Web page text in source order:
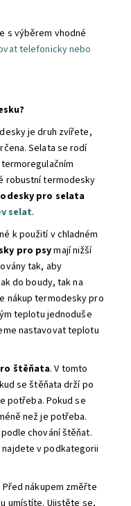
s výběrem vhodné
telefonicky nebo
je druh zvířete,
Selata se rodí
robustní termodesky
pro selata
selat.
k použití v chladném
pro psymají nižší
tak, aby
do boudy, tak na
nákup termodesky pro
teplotu jednoduše
nastavovat teplotu
štěňata. V tomto
se štěňata drží po
potřeba. Pokud se
než je potřeba.
chování štěňat.
najdete v podkategorii
nákupem změřte
umístíte. Ujistěte se,